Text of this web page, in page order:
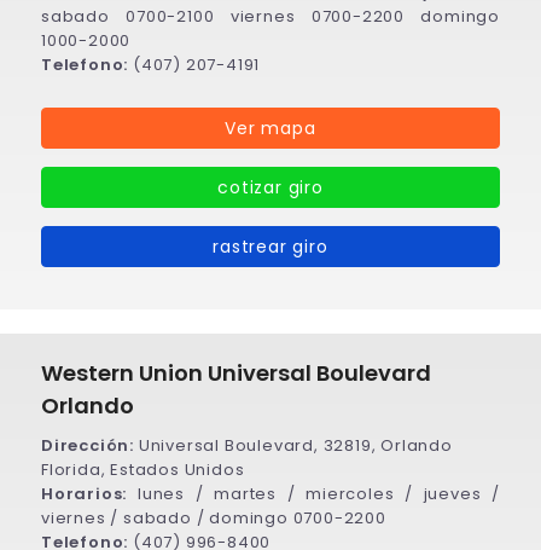
sabado 0700-2100 viernes 0700-2200 domingo
1000-2000
Telefono: (407) 207-4191
Ver mapa
cotizar giro
rastrear giro
Western Union Universal Boulevard
Orlando
Dirección: Universal Boulevard, 32819, Orlando
Florida, Estados Unidos
Horarios: lunes / martes / miercoles / jueves /
viernes / sabado / domingo 0700-2200
Telefono: (407) 996-8400